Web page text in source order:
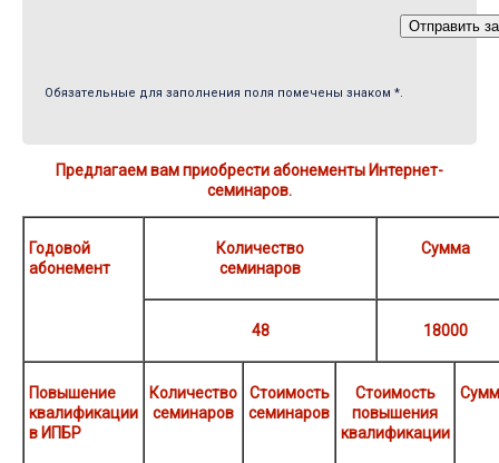
Обязательные для заполнения поля помечены знаком *.
Предлагаем вам приобрести абонементы Интернет-
семинаров.
Годовой
абонемент
Количество
семинаров
Сумма
48 18000
Повышение
квалификации
в ИПБР
Количество
семинаров
Стоимость
семинаров
Стоимость
повышения
квалификации